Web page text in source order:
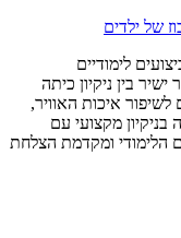
של ילדים
לימודיים
בין ניקיון כיתה
איכות האוויר,
מקצועי עם
הלימודי ומקדמת הצלחת